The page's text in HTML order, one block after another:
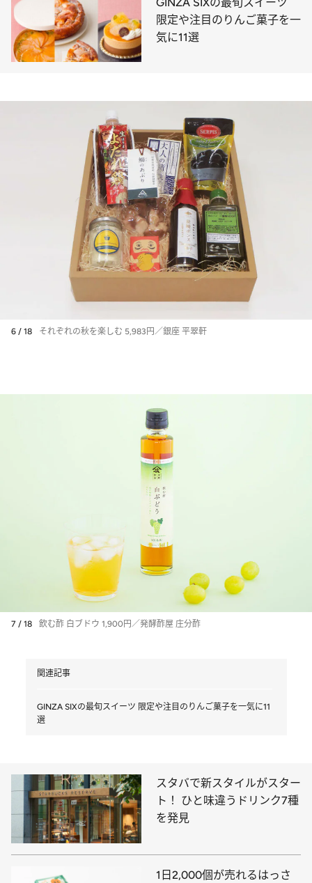
限定や注目のりんご菓子を一
気に11選
6 / 18 それぞれの秋を楽しむ 5,983円／銀座 平翠軒
7 / 18 飲む酢 白ブドウ 1,900円／発酵酢屋 庄分酢
関連記事
GINZA SIXの最旬スイーツ 限定や注目のりんご菓子を一気に11
選
スタバで新スタイルがスター
ト！ ひと味違うドリンク7種
を発見
1日2,000個が売れるはっさ